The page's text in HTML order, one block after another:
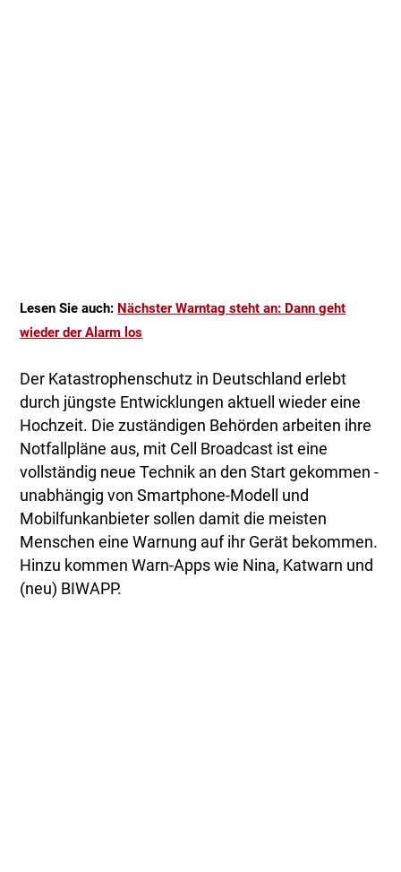
Lesen Sie auch: Nächster Warntag steht an: Dann geht
wieder der Alarm los
Der Katastrophenschutz in Deutschland erlebt
durch jüngste Entwicklungen aktuell wieder eine
Hochzeit. Die zuständigen Behörden arbeiten ihre
Notfallpläne aus, mit Cell Broadcast ist eine
vollständig neue Technik an den Start gekommen -
unabhängig von Smartphone-Modell und
Mobilfunkanbieter sollen damit die meisten
Menschen eine Warnung auf ihr Gerät bekommen.
Hinzu kommen Warn-Apps wie Nina, Katwarn und
(neu) BIWAPP.